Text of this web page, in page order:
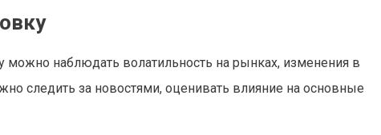
можно наблюдать волатильность на рынках, изменения в
следить за новостями, оценивать влияние на основные